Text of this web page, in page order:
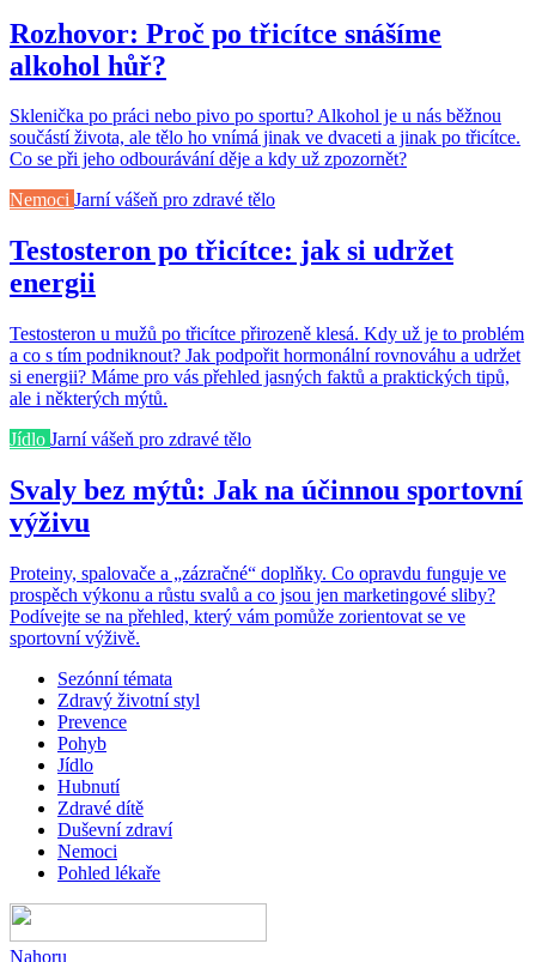
Rozhovor: Proč po třicítce snášíme
alkohol hůř?
Sklenička po práci nebo pivo po sportu? Alkohol je u nás běžnou
součástí života, ale tělo ho vnímá jinak ve dvaceti a jinak po třicítce.
Co se při jeho odbourávání děje a kdy už zpozornět?
Nemoci Jarní vášeň pro zdravé tělo
Testosteron po třicítce: jak si udržet
energii
Testosteron u mužů po třicítce přirozeně klesá. Kdy už je to problém
a co s tím podniknout? Jak podpořit hormonální rovnováhu a udržet
si energii? Máme pro vás přehled jasných faktů a praktických tipů,
ale i některých mýtů.
Jídlo Jarní vášeň pro zdravé tělo
Svaly bez mýtů: Jak na účinnou sportovní
výživu
Proteiny, spalovače a „zázračné“ doplňky. Co opravdu funguje ve
prospěch výkonu a růstu svalů a co jsou jen marketingové sliby?
Podívejte se na přehled, který vám pomůže zorientovat se ve
sportovní výživě.
Sezónní témata
Zdravý životní styl
Prevence
Pohyb
Jídlo
Hubnutí
Zdravé dítě
Duševní zdraví
Nemoci
Pohled lékaře
Nahoru